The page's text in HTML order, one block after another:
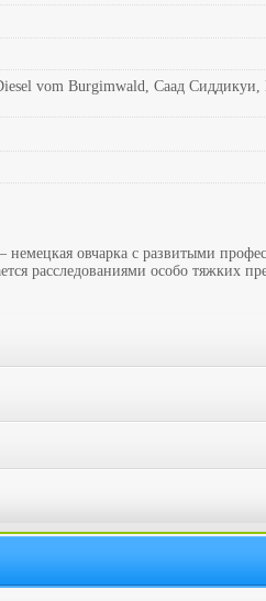
vom Burgimwald, Саад Сиддикуи,
овчарка с развитыми
расследованиями особо тяжких